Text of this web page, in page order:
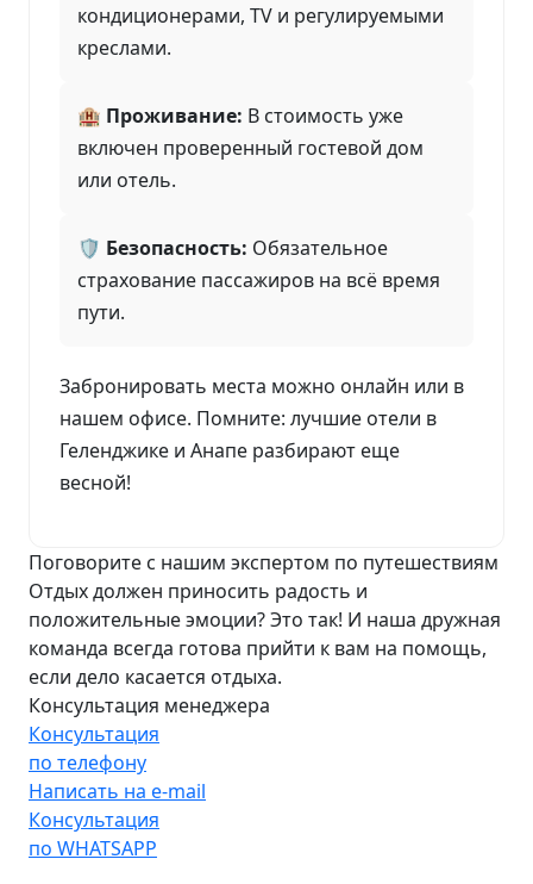
кондиционерами, TV и регулируемыми
креслами.
🏨 Проживание: В стоимость уже
включен проверенный гостевой дом
или отель.
🛡️ Безопасность: Обязательное
страхование пассажиров на всё время
пути.
Забронировать места можно онлайн или в
нашем офисе. Помните: лучшие отели в
Геленджике и Анапе разбирают еще
весной!
Поговорите с нашим экспертом по путешествиям
Отдых должен приносить радость и
положительные эмоции? Это так! И наша дружная
команда всегда готова прийти к вам на помощь,
если дело касается отдыха.
Консультация менеджера
Консультация
по телефону
Написать на e-mail
Консультация
по WHATSAPP